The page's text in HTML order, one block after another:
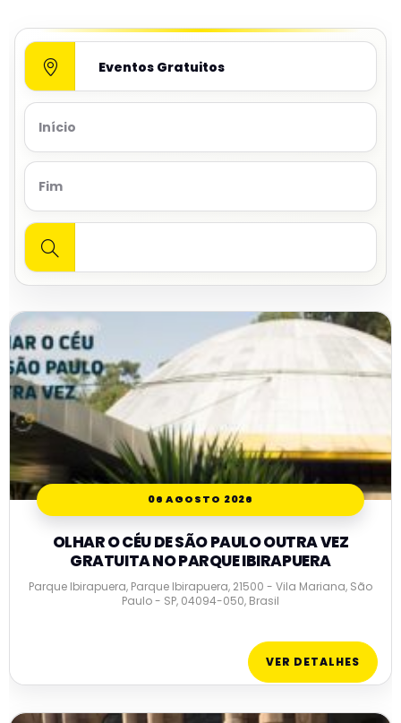
06 AGOSTO 2026
OLHAR O CÉU DE SÃO PAULO OUTRA VEZ
GRATUITA NO PARQUE IBIRAPUERA
Parque Ibirapuera, Parque Ibirapuera, 21500 - Vila Mariana, São
Paulo - SP, 04094-050, Brasil
VER DETALHES